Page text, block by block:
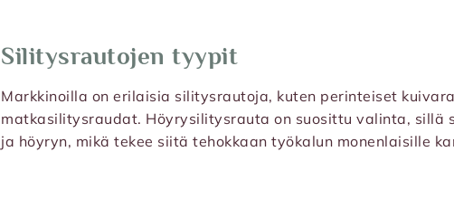
Silitysrautojen tyypit
Markkinoilla on erilaisia silitysrautoja, kuten perinteiset
matkasilitysraudat. Höyrysilitysrauta on suosittu valinta, sillä
ja höyryn, mikä tekee siitä tehokkaan työkalun monenlaisille